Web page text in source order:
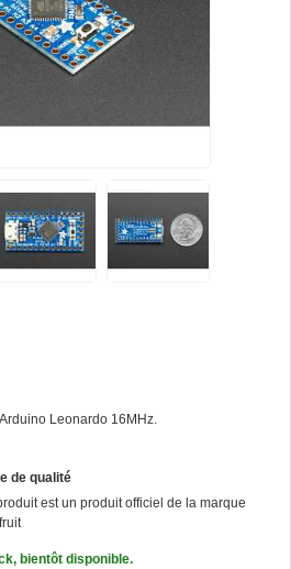
Leonardo 16MHz.
de qualité
est un produit officiel de la marque
bientôt disponible.